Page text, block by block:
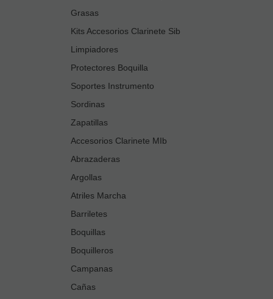
Grasas
Kits Accesorios Clarinete Sib
Limpiadores
Protectores Boquilla
Soportes Instrumento
Sordinas
Zapatillas
Accesorios Clarinete MIb
Abrazaderas
Argollas
Atriles Marcha
Barriletes
Boquillas
Boquilleros
Campanas
Cañas